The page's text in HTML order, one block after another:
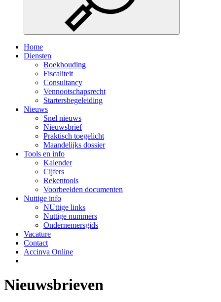
Home
Diensten
Boekhouding
Fiscaliteit
Consultancy
Vennootschapsrecht
Startersbegeleiding
Nieuws
Snel nieuws
Nieuwsbrief
Praktisch toegelicht
Maandelijks dossier
Tools en info
Kalender
Cijfers
Rekentools
Voorbeelden documenten
Nuttige info
NUttige links
Nuttige nummers
Ondernemersgids
Vacature
Contact
Accinva Online
Nieuwsbrieven